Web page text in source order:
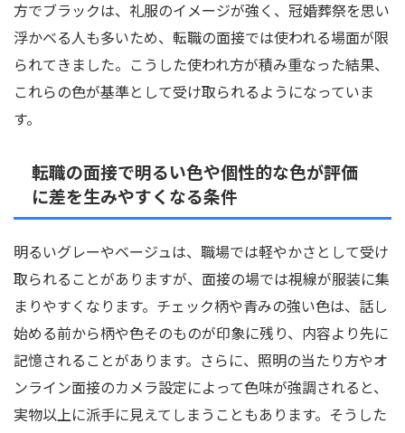
方でブラックは、礼服のイメージが強く、冠婚葬祭を思い
浮かべる人も多いため、転職の面接では使われる場面が限
られてきました。こうした使われ方が積み重なった結果、
これらの色が基準として受け取られるようになっていま
す。
転職の面接で明るい色や個性的な色が評価
に差を生みやすくなる条件
明るいグレーやベージュは、職場では軽やかさとして受け
取られることがありますが、面接の場では視線が服装に集
まりやすくなります。チェック柄や青みの強い色は、話し
始める前から柄や色そのものが印象に残り、内容より先に
記憶されることがあります。さらに、照明の当たり方やオ
ンライン面接のカメラ設定によって色味が強調されると、
実物以上に派手に見えてしまうこともあります。そうした